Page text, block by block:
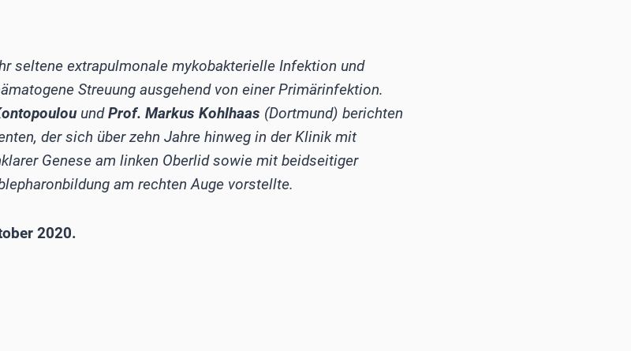
seltene extrapulmonale mykobakterielle Infektion und
Streuung ausgehend von einer Primärinfektion.
undProf. Markus Kohlhaas (Dortmund) berichten
der sich über zehn Jahre hinweg in der Klinik mit
Genese am linken Oberlid sowie mit beidseitiger
am rechten Auge vorstellte.
2020.